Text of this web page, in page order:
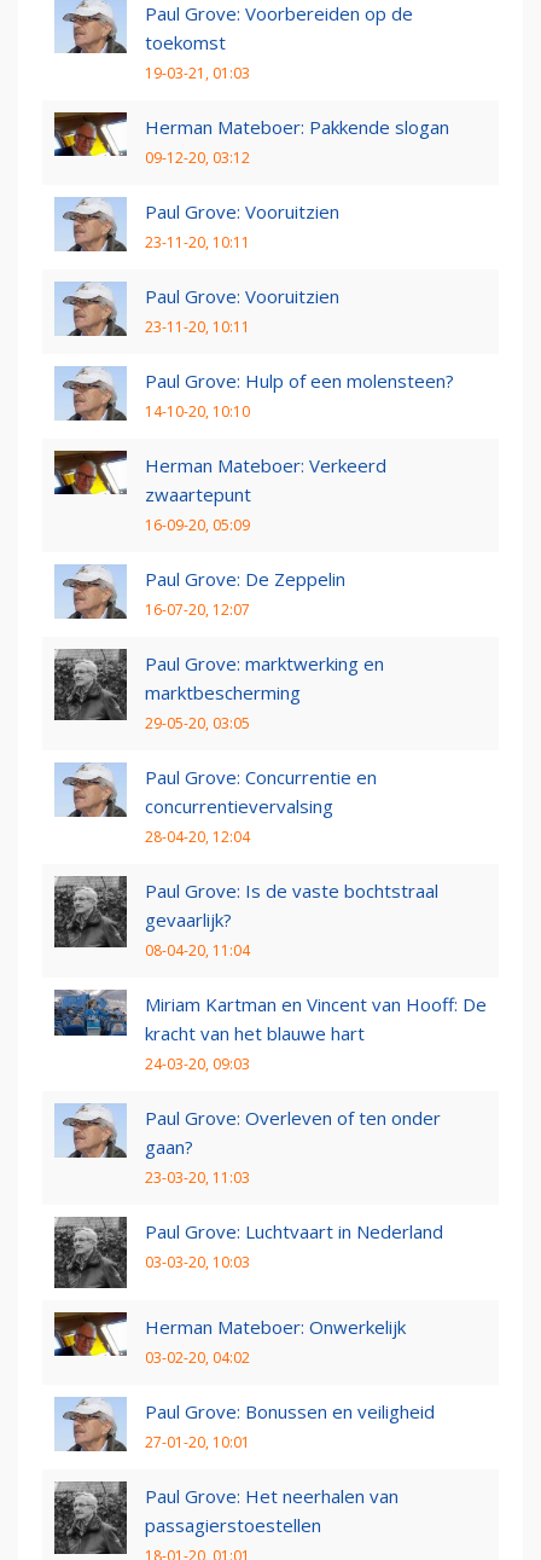
Paul Grove: Voorbereiden op de
toekomst
19-03-21, 01:03
Herman Mateboer: Pakkende slogan
09-12-20, 03:12
Paul Grove: Vooruitzien
23-11-20, 10:11
Paul Grove: Vooruitzien
23-11-20, 10:11
Paul Grove: Hulp of een molensteen?
14-10-20, 10:10
Herman Mateboer: Verkeerd
zwaartepunt
16-09-20, 05:09
Paul Grove: De Zeppelin
16-07-20, 12:07
Paul Grove: marktwerking en
marktbescherming
29-05-20, 03:05
Paul Grove: Concurrentie en
concurrentievervalsing
28-04-20, 12:04
Paul Grove: Is de vaste bochtstraal
gevaarlijk?
08-04-20, 11:04
Miriam Kartman en Vincent van Hooff: De
kracht van het blauwe hart
24-03-20, 09:03
Paul Grove: Overleven of ten onder
gaan?
23-03-20, 11:03
Paul Grove: Luchtvaart in Nederland
03-03-20, 10:03
Herman Mateboer: Onwerkelijk
03-02-20, 04:02
Paul Grove: Bonussen en veiligheid
27-01-20, 10:01
Paul Grove: Het neerhalen van
passagierstoestellen